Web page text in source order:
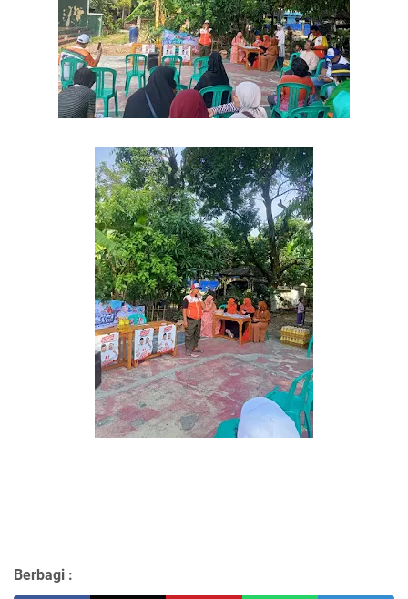
Berbagi :